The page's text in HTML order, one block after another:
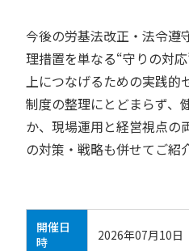
今後の労基法改正・法令遵
理措置を単なる“守りの対
上につなげるための実践的
制度の整理にとどまらず、
か、現場運用と経営視点の
の対策・戦略も併せてご紹
開催日
時
2026年07月10日